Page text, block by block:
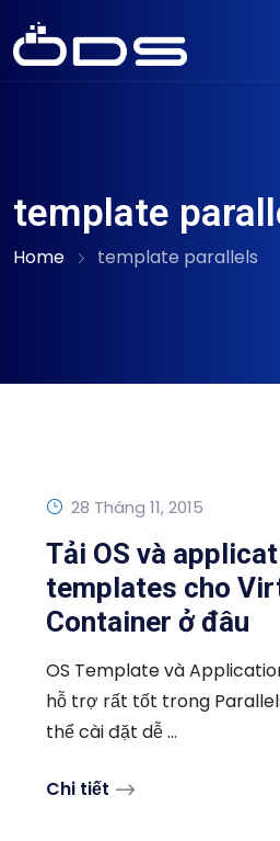
template
Home template parallels
28 Tháng 11, 2015
Tải OS và
templates cho
Container ở đâu
OS Template và
hỗ trợ rất tốt trong
thể cài đặt dễ ...
Chi tiết